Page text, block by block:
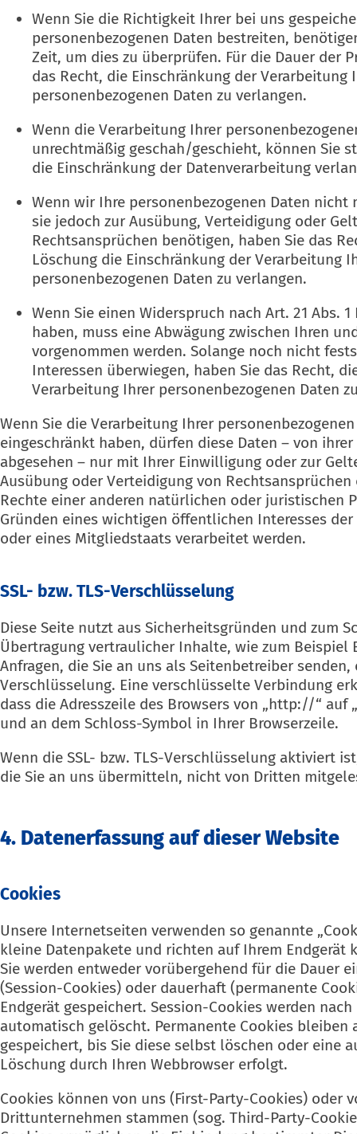
Wenn Sie die Richtigkeit Ihrer bei uns
personenbezogenen Daten bestreiten,
Zeit, um dies zu überprüfen. Für die Dauer der
das Recht, die Einschränkung der Verarbeitung
personenbezogenen Daten zu verlangen.
Wenn die Verarbeitung Ihrer
unrechtmäßig geschah/geschieht, können Sie
die Einschränkung der Datenverarbeitung
Wenn wir Ihre personenbezogenen Daten nicht
sie jedoch zur Ausübung, Verteidigung oder
Rechtsansprüchen benötigen, haben Sie das
Löschung die Einschränkung der Verarbeitung
personenbezogenen Daten zu verlangen.
Wenn Sie einen Widerspruch nach Art. 21 Abs. 1
haben, muss eine Abwägung zwischen Ihren
vorgenommen werden. Solange noch nicht
Interessen überwiegen, haben Sie das Recht,
Verarbeitung Ihrer personenbezogenen Daten
Wenn Sie die Verarbeitung Ihrer
eingeschränkt haben, dürfen diese Daten – von ihrer
abgesehen – nur mit Ihrer Einwilligung oder zur
Ausübung oder Verteidigung von Rechtsansprüchen
Rechte einer anderen natürlichen oder juristischen
Gründen eines wichtigen öffentlichen Interesses
oder eines Mitgliedstaats verarbeitet werden.
SSL- bzw. TLS-Verschlüsselung
Diese Seite nutzt aus Sicherheitsgründen und zum
Übertragung vertraulicher Inhalte, wie zum Beispiel
Anfragen, die Sie an uns als Seitenbetreiber senden,
Verschlüsselung. Eine verschlüsselte Verbindung
dass die Adresszeile des Browsers von „http://“
und an dem Schloss-Symbol in Ihrer Browserzeile.
Wenn die SSL- bzw. TLS-Verschlüsselung aktiviert
die Sie an uns übermitteln, nicht von Dritten
4. Datenerfassung auf dieser Website
Cookies
Unsere Internetseiten verwenden so genannte
kleine Datenpakete und richten auf Ihrem Endgerät
Sie werden entweder vorübergehend für die Dauer
(Session-Cookies) oder dauerhaft (permanente
Endgerät gespeichert. Session-Cookies werden
automatisch gelöscht. Permanente Cookies bleiben
gespeichert, bis Sie diese selbst löschen oder eine
Löschung durch Ihren Webbrowser erfolgt.
Cookies können von uns (First-Party-Cookies) oder
Drittunternehmen stammen (sog. Third-Party-